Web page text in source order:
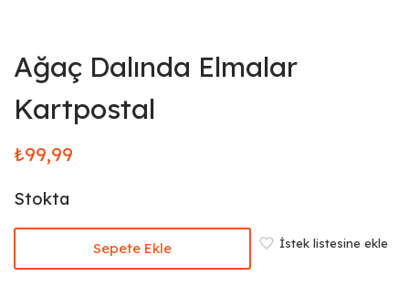
Ağaç Dalında Elmalar
Kartpostal
₺99,99
Stokta
Sepete Ekle İstek listesine ekle